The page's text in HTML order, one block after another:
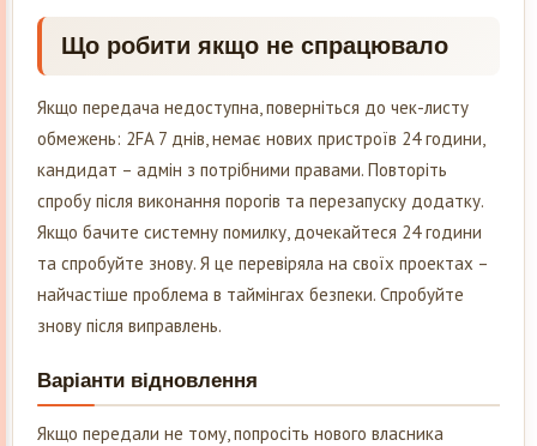
Що робити якщо не спрацювало
Якщо передача недоступна, поверніться до чек-листу
обмежень: 2FA 7 днів, немає нових пристроїв 24 години,
кандидат – адмін з потрібними правами. Повторіть
спробу після виконання порогів та перезапуску додатку.
Якщо бачите системну помилку, дочекайтеся 24 години
та спробуйте знову. Я це перевіряла на своїх проектах –
найчастіше проблема в таймінгах безпеки. Спробуйте
знову після виправлень.
Варіанти відновлення
Якщо передали не тому, попросіть нового власника